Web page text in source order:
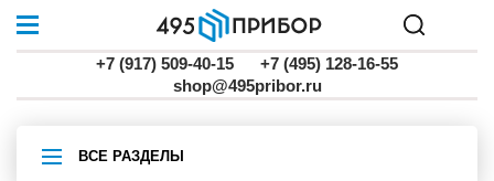
+7 (917) 509-40-15
+7 (495) 128-16-55
shop@495pribor.ru
ВСЕ РАЗДЕЛЫ